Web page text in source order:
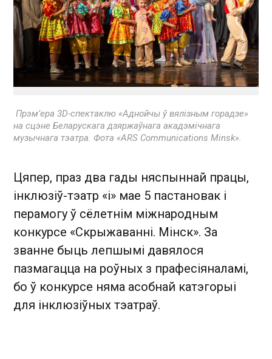
Прэм’ера 3D-спектаклю «Аднойчы ў вялізным горадзе»
на сцэне Беларускага дзяржаўнага акадэмічнага
музычнага тэатра. Фота «ARS Communications Minsk».
Цяпер, праз два гады няспыннай працы,
інклюзіў-тэатр «і» мае 5 пастановак і
перамогу ў сёлетнім міжнародным
конкурсе «Скрыжаванні. Мінск». За
званне быць лепшымі давялося
пазмагацца на роўных з прафесіяналамі,
бо ў конкурсе няма асобнай катэгорыі
для інклюзіўных тэатраў.